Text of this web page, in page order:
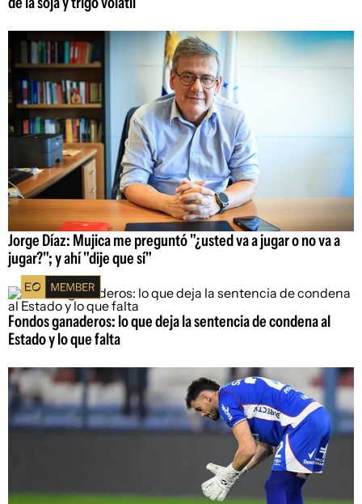
Jorge Díaz: Mujica me preguntó "¿usted va a jugar o no va a
jugar?"; y ahí "dije que sí"
Fondos ganaderos: lo que deja la sentencia de condena al
Estado y lo que falta